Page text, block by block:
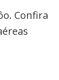
Confira